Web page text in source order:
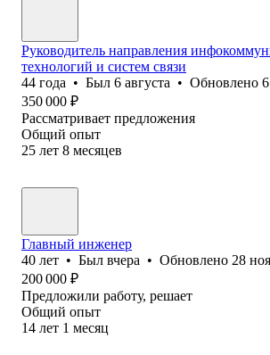
Руководитель направления
технологий и систем связи
44 года • Был 6 августа • Обновлено
350 000 ₽
Рассматривает предложения
Общий опыт
25 лет 8 месяцев
Главный инженер
40 лет • Был вчера • Обновлено 28
200 000 ₽
Предложили работу, решает
Общий опыт
14 лет 1 месяц